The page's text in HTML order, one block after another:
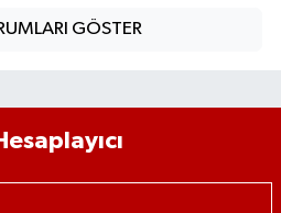
GÖSTER